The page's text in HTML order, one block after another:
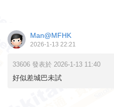
Man@MFHK
2026-1-13 22:21
33606 發表於 2026-1-13 11:40
好似差城巴未試